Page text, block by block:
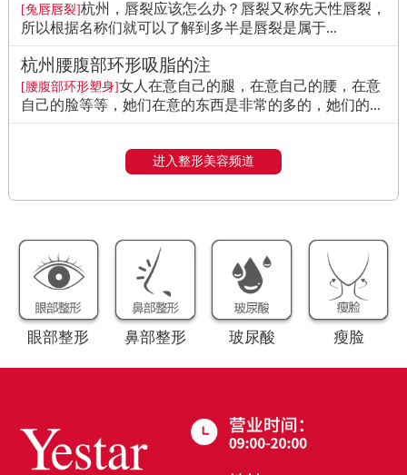
[兔唇唇裂]杭州，唇裂应该怎么办？唇裂又称先天性唇裂，
所以根据名称们就可以了解到多半是唇裂是属于...
杭州腰腹部环形吸脂的注
[腰腹部环形塑身]女人在意自己的腿，在意自己的腰，在意
自己的脸等等，她们在意的东西是非常的多的，她们的...
进入整形美容频道
眼部整形 鼻部整形 玻尿酸 瘦脸